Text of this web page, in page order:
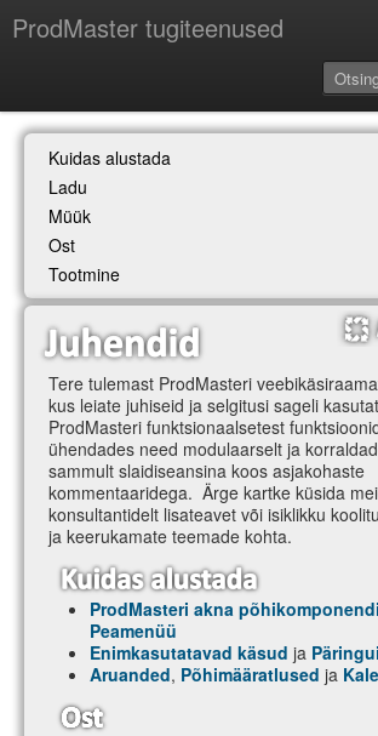
ProdMaster tugiteenused
Juhendid
Versiooniuuendused
Power BI & Merit Aktiva (EST)
Kuidas alustada
Ladu
Müük
Ost
Tootmine
Tere tulemast ProdMasteri
kus leiate juhiseid ja selgitusi sageli
ProdMasteri funktsionaalsetest
ühendades need modulaarselt ja
sammult slaidiseansina koos asjakohaste
kommentaaridega. Ärge kartke küsida
konsultantidelt lisateavet või isiklikku
ja keerukamate teemade kohta.
ProdMasteri akna
Peamenüü
Enimkasutatavad käsud ja
Aruanded, Põhimääratlused ja